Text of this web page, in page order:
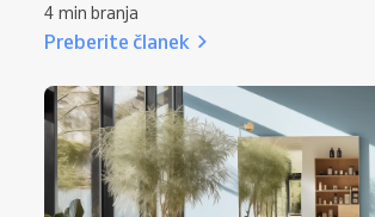
4 min branja
Preberite članek